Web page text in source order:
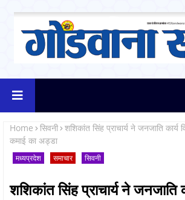
Home सिवनी शशिकांत सिंह प्राचार्य ने जनजाति कार्य
कमाई का अड्डा
मध्यप्रदेश समाचार सिवनी
शशिकांत सिंह प्राचार्य ने जनजाति